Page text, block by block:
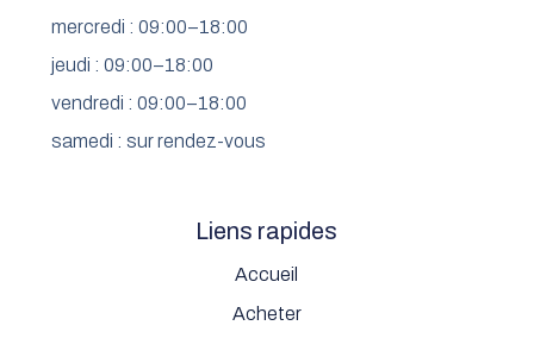
Liens rapides
Accueil
Acheter
mercredi : 09:00–18:00
jeudi : 09:00–18:00
vendredi : 09:00–18:00
samedi : sur rendez-vous